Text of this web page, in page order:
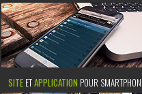
SITE ETAPPLICATION POUR